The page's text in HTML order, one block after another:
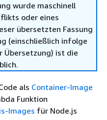
wurde maschinell
oder eines
übersetzten Fassung
(einschließlich infolge
Übersetzung) ist die
als Container-Image
Funktion
Images für Node.js